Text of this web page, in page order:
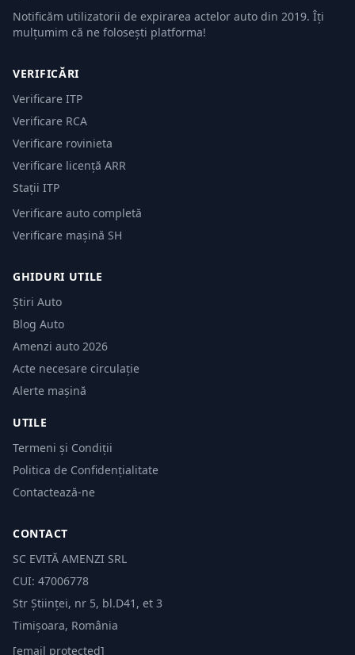
Notificăm utilizatorii de expirarea actelor auto din 2019. Îți
mulțumim că ne folosești platforma!
VERIFICĂRI
Verificare ITP
Verificare RCA
Verificare rovinieta
Verificare licență ARR
Stații ITP
Verificare auto completă
Verificare mașină SH
GHIDURI UTILE
Știri Auto
Blog Auto
Amenzi auto 2026
Acte necesare circulație
Alerte mașină
UTILE
Termeni și Condiții
Politica de Confidențialitate
Contactează-ne
CONTACT
SC EVITĂ AMENZI SRL
CUI: 47006778
Str Științei, nr 5, bl.D41, et 3
Timișoara, România
[email protected]